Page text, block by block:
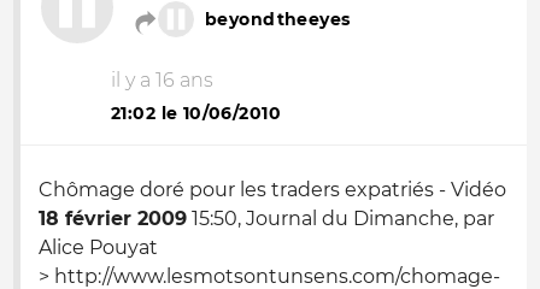
beyondtheeyes
il y a 16 ans
21:02 le 10/06/2010
Chômage doré pour les traders expatriés - Vidéo
18 février 2009 15:50, Journal du Dimanche, par
Alice Pouyat
> http://www.lesmotsontunsens.com/chomage-